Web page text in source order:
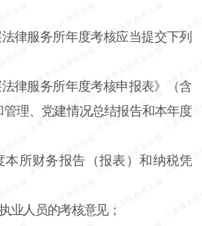
律服务所年度考核应当提交下列
法律服务所年度考核申报表》（含
管理、党建情况总结报告和本年度
本所财务报告（报表）和纳税凭
业人员的考核意见；